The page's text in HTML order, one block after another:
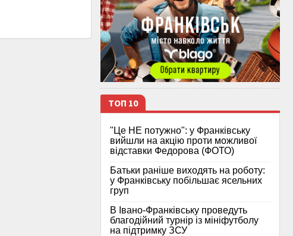
ТОП 10
"Це НЕ потужно": у Франківську
вийшли на акцію проти можливої
відставки Федорова (ФОТО)
Батьки раніше виходять на роботу:
у Франківську побільшає ясельних
груп
В Івано-Франківську проведуть
благодійний турнір із мініфутболу
на підтримку ЗСУ